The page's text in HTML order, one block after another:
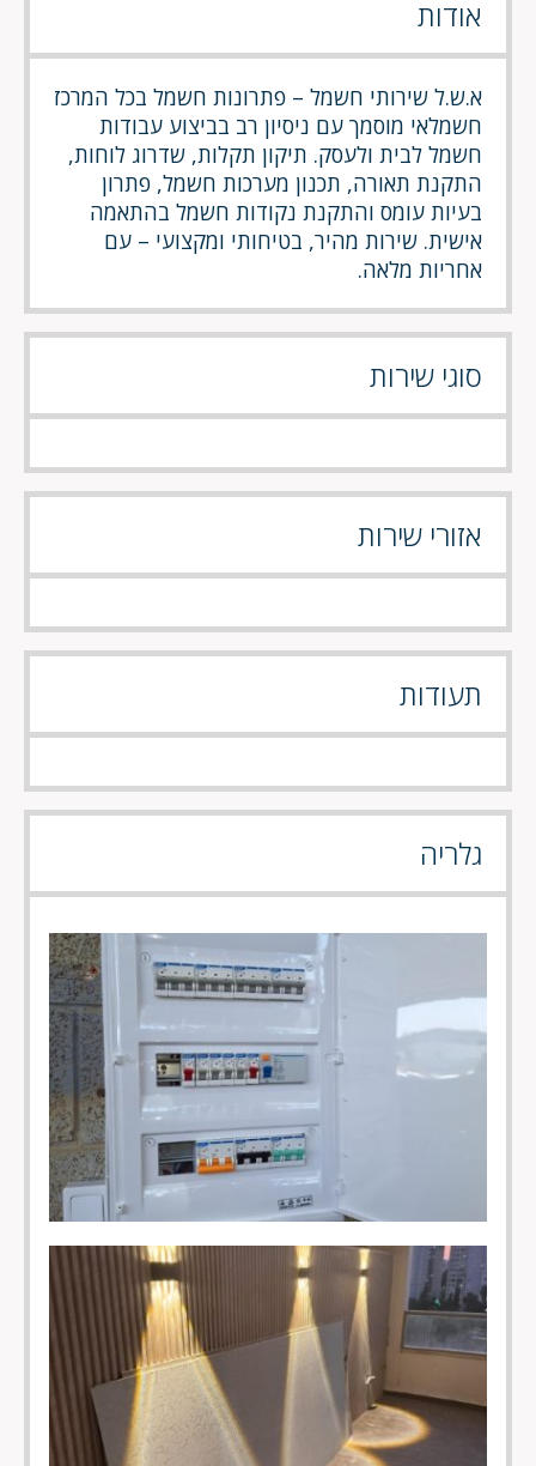
אודות
א.ש.ל שירותי חשמל – פתרונות חשמל בכל המרכז
חשמלאי מוסמך עם ניסיון רב בביצוע עבודות
חשמל לבית ולעסק. תיקון תקלות, שדרוג לוחות,
התקנת תאורה, תכנון מערכות חשמל, פתרון
בעיות עומס והתקנת נקודות חשמל בהתאמה
אישית. שירות מהיר, בטיחותי ומקצועי – עם
אחריות מלאה.
סוגי שירות
אזורי שירות
תעודות
גלריה